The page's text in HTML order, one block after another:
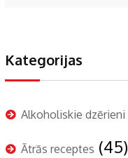
Kategorijas
Alkoholiskie dzērieni
Ātrās receptes (45)